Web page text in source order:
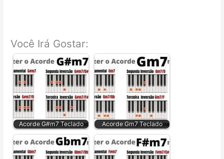
Você Irá Gostar:
Acorde G#m7 Teclado Acorde Gm7 Teclado